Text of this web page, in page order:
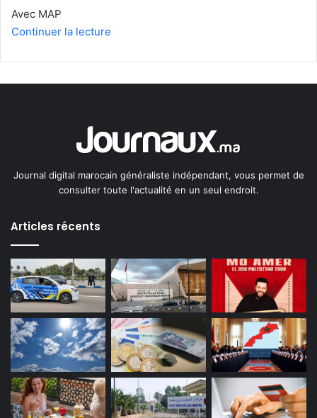
Avec MAP
Continuer la lecture
Journal digital marocain généraliste indépendant, vous permet de
consulter toute l'actualité en un seul endroit.
Articles récents